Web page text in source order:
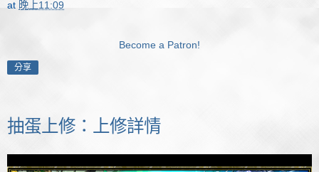
at 晚上11:09
Become a Patron!
分享
抽蛋上修：上修詳情